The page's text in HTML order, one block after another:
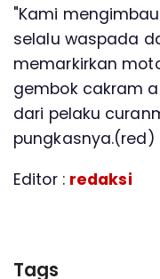
"Kami
selalu waspada
memarkirkan
gembok cakram
dari pelaku
pungkasnya.(red)
Editor : redaksi
Tags